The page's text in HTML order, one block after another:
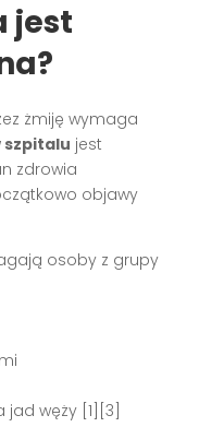
jest
żmiję wymaga
szpitalu jest
zdrowia
objawy
osoby z grupy
węży [1][3]